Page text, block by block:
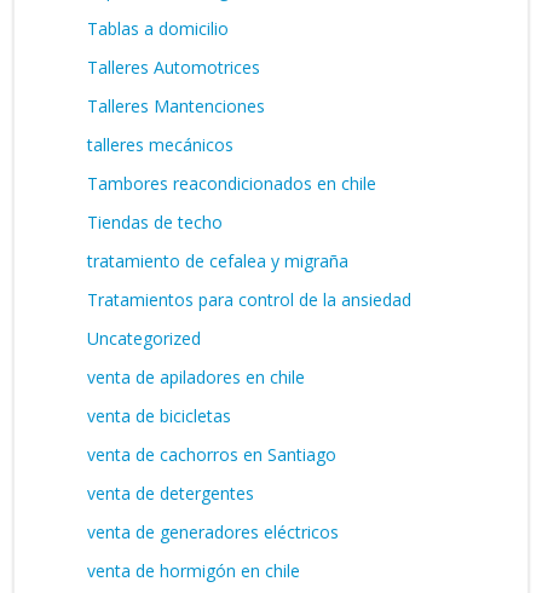
Tablas a domicilio
Talleres Automotrices
Talleres Mantenciones
talleres mecánicos
Tambores reacondicionados en chile
Tiendas de techo
tratamiento de cefalea y migraña
Tratamientos para control de la ansiedad
Uncategorized
venta de apiladores en chile
venta de bicicletas
venta de cachorros en Santiago
venta de detergentes
venta de generadores eléctricos
venta de hormigón en chile